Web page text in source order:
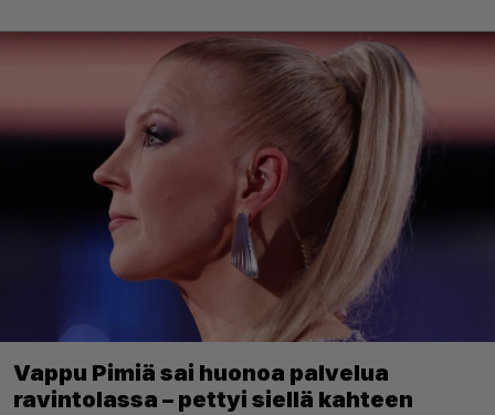
Vappu Pimiä sai huonoa palvelua
ravintolassa – pettyi siellä kahteen